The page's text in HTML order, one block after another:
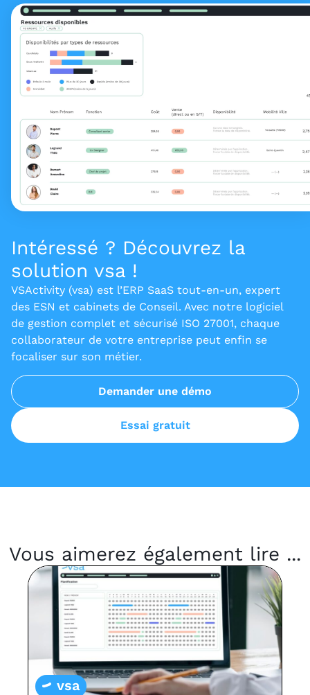
Intéressé ? Découvrez la
solution vsa !
VSActivity (vsa) est l’ERP SaaS tout-en-un, expert
des ESN et cabinets de Conseil. Avec notre logiciel
de gestion complet et sécurisé ISO 27001, chaque
collaborateur de votre entreprise peut enfin se
focaliser sur son métier.
Demander une démo
Essai gratuit
Vous aimerez également lire ...
vsa